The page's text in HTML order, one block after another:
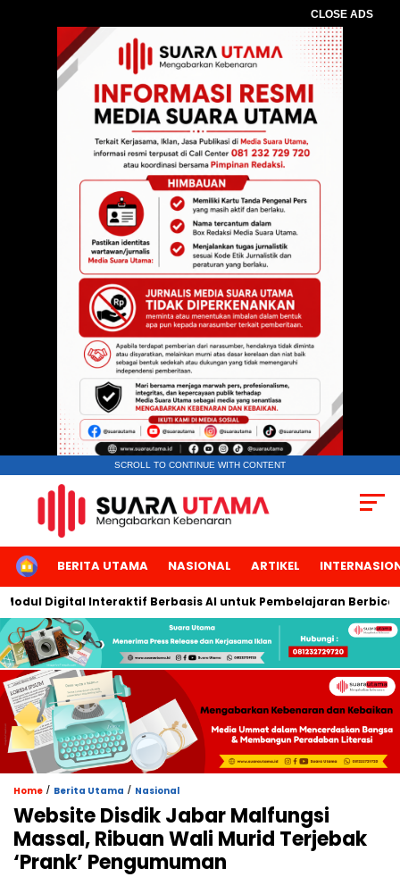
CLOSE ADS
SCROLL TO CONTINUE WITH CONTENT
HOMEBERITA UTAMA NASIONAL ARTIKEL
Digital Interaktif Berbasis AI untuk Pembelajaran Berbicara
Home / Berita Utama / Nasional
Website Disdik Jabar Malfungsi
Massal, Ribuan Wali Murid Terjebak
‘Prank’ Pengumuman